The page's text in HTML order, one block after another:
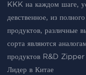
KKK на каждом шаге,
девственное, из
продуктов, различные
сорта являются
продуктов R&D
Лидер в Китае